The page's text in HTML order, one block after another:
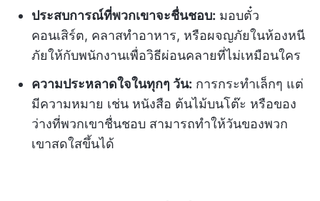
ประสบการณ์ที่พวกเขาจะชื่นชอบ: มอบตั๋ว
คอนเสิร์ต, คลาสทำอาหาร, หรือผจญภัยในห้องหนี
ภัยให้กับพนักงานเพื่อวิธีผ่อนคลายที่ไม่เหมือนใคร
ความประหลาดใจในทุกๆ วัน: การกระทำเล็กๆ แต่
มีความหมาย เช่น หนังสือ ต้นไม้บนโต๊ะ หรือของ
ว่างที่พวกเขาชื่นชอบ สามารถทำให้วันของพวก
เขาสดใสขึ้นได้